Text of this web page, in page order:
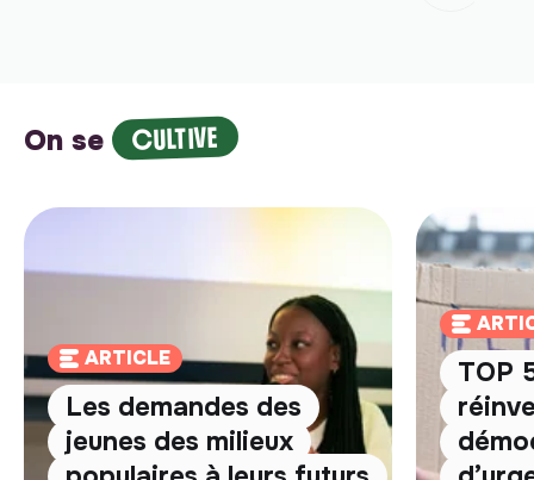
On se CULTIVE
ARTICLE
Les demandes des
jeunes des milieux
TOP